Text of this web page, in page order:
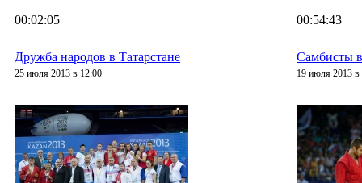
00:02:05
Дружба народов в Татарстане
25 июля 2013 в 12:00
00:54:43
Самбисты
19 июля 2013 в